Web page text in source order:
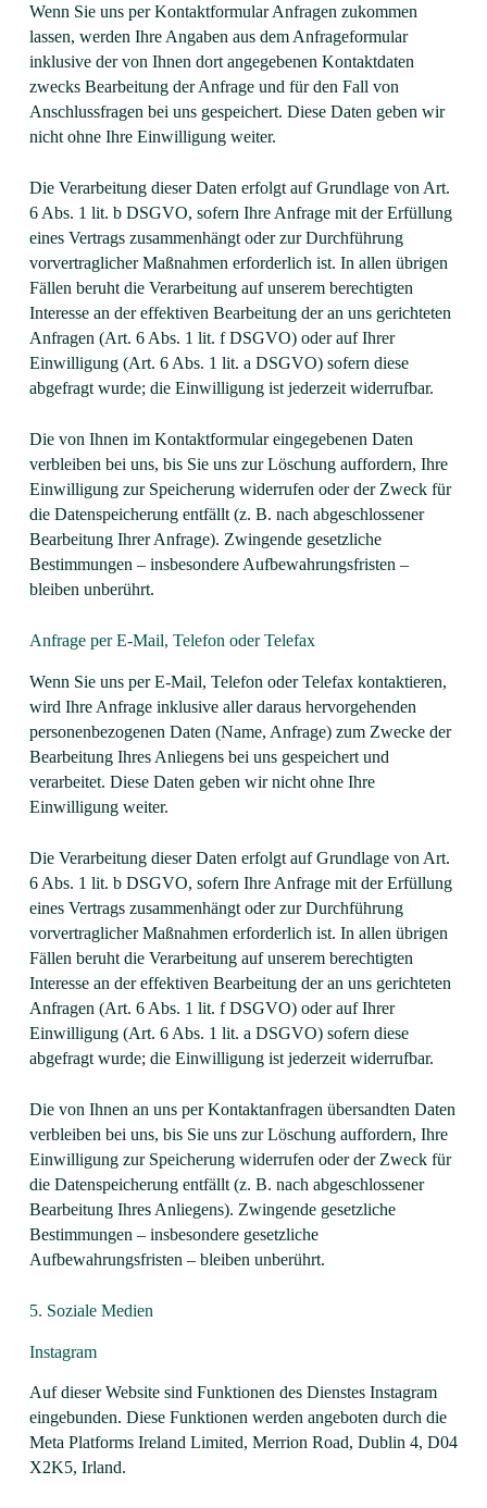
Wenn Sie uns per Kontaktformular Anfragen zukommen
lassen, werden Ihre Angaben aus dem Anfrageformular
inklusive der von Ihnen dort angegebenen Kontaktdaten
zwecks Bearbeitung der Anfrage und für den Fall von
Anschlussfragen bei uns gespeichert. Diese Daten geben wir
nicht ohne Ihre Einwilligung weiter.
Die Verarbeitung dieser Daten erfolgt auf Grundlage von Art.
6 Abs. 1 lit. b DSGVO, sofern Ihre Anfrage mit der Erfüllung
eines Vertrags zusammenhängt oder zur Durchführung
vorvertraglicher Maßnahmen erforderlich ist. In allen übrigen
Fällen beruht die Verarbeitung auf unserem berechtigten
Interesse an der effektiven Bearbeitung der an uns gerichteten
Anfragen (Art. 6 Abs. 1 lit. f DSGVO) oder auf Ihrer
Einwilligung (Art. 6 Abs. 1 lit. a DSGVO) sofern diese
abgefragt wurde; die Einwilligung ist jederzeit widerrufbar.
Die von Ihnen im Kontaktformular eingegebenen Daten
verbleiben bei uns, bis Sie uns zur Löschung auffordern, Ihre
Einwilligung zur Speicherung widerrufen oder der Zweck für
die Datenspeicherung entfällt (z. B. nach abgeschlossener
Bearbeitung Ihrer Anfrage). Zwingende gesetzliche
Bestimmungen – insbesondere Aufbewahrungsfristen –
bleiben unberührt.
Anfrage per E-Mail, Telefon oder Telefax
Wenn Sie uns per E-Mail, Telefon oder Telefax kontaktieren,
wird Ihre Anfrage inklusive aller daraus hervorgehenden
personenbezogenen Daten (Name, Anfrage) zum Zwecke der
Bearbeitung Ihres Anliegens bei uns gespeichert und
verarbeitet. Diese Daten geben wir nicht ohne Ihre
Einwilligung weiter.
Die Verarbeitung dieser Daten erfolgt auf Grundlage von Art.
6 Abs. 1 lit. b DSGVO, sofern Ihre Anfrage mit der Erfüllung
eines Vertrags zusammenhängt oder zur Durchführung
vorvertraglicher Maßnahmen erforderlich ist. In allen übrigen
Fällen beruht die Verarbeitung auf unserem berechtigten
Interesse an der effektiven Bearbeitung der an uns gerichteten
Anfragen (Art. 6 Abs. 1 lit. f DSGVO) oder auf Ihrer
Einwilligung (Art. 6 Abs. 1 lit. a DSGVO) sofern diese
abgefragt wurde; die Einwilligung ist jederzeit widerrufbar.
Die von Ihnen an uns per Kontaktanfragen übersandten Daten
verbleiben bei uns, bis Sie uns zur Löschung auffordern, Ihre
Einwilligung zur Speicherung widerrufen oder der Zweck für
die Datenspeicherung entfällt (z. B. nach abgeschlossener
Bearbeitung Ihres Anliegens). Zwingende gesetzliche
Bestimmungen – insbesondere gesetzliche
Aufbewahrungsfristen – bleiben unberührt.
5. Soziale Medien
Instagram
Auf dieser Website sind Funktionen des Dienstes Instagram
eingebunden. Diese Funktionen werden angeboten durch die
Meta Platforms Ireland Limited, Merrion Road, Dublin 4, D04
X2K5, Irland.